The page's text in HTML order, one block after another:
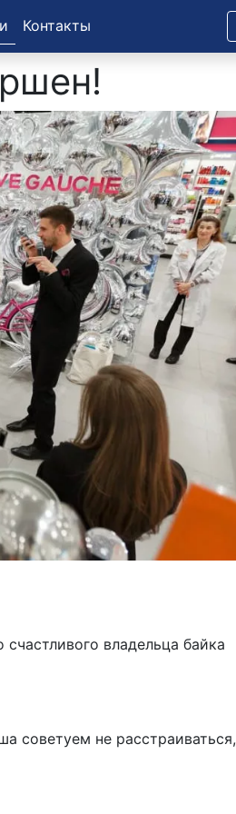
Контакты
владельца байка
советуем не расстраиваться,